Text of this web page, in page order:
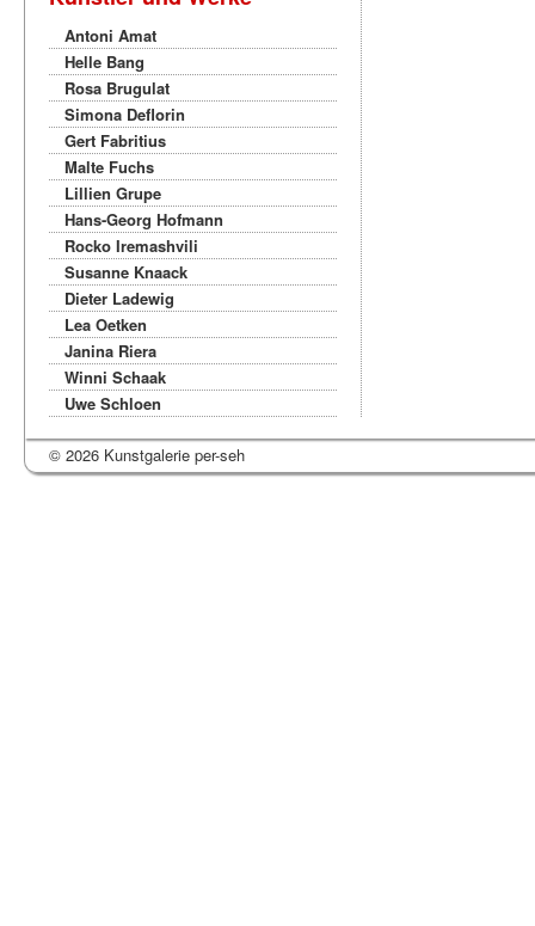
Antoni Amat
Helle Bang
Rosa Brugulat
Simona Deflorin
Gert Fabritius
Malte Fuchs
Lillien Grupe
Hans-Georg Hofmann
Rocko Iremashvili
Susanne Knaack
Dieter Ladewig
Lea Oetken
Janina Riera
Winni Schaak
Uwe Schloen
© 2026 Kunstgalerie per-seh